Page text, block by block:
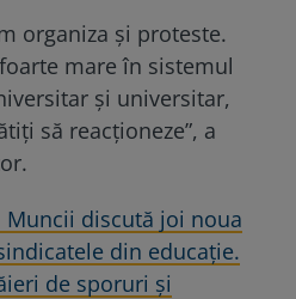
organiza și proteste.
mare în sistemul
și universitar,
să reacționeze”, a
discută joi noua
din educaţie.
de sporuri şi